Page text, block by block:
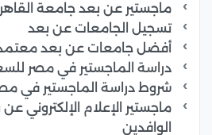
ماجستير عن بعد جامعة القاهرة
تسجيل الجامعات عن بعد
أفضل جامعات عن بعد
دراسة الماجستير في مصر
شروط دراسة الماجستير في مصر
ماجستير الإعلام الإلكتروني
الوافدين